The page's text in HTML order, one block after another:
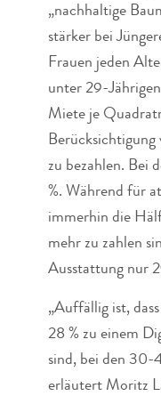
„nachhaltige
stärker bei
Frauen jeden
unter 29-
Miete je
Berücksichtigung
zu bezahlen. Bei
%. Während für
immerhin die
mehr zu zahlen
Ausstattung nur
„Auffällig ist,
28 % zu einem
sind, bei den 30-
erläutert Moritz